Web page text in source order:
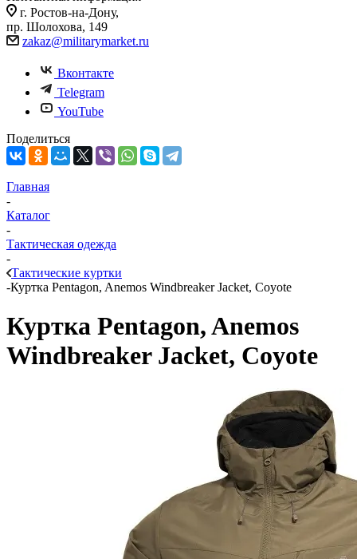
г. Ростов-на-Дону,
пр. Шолохова, 149
zakaz@militarymarket.ru
Вконтакте
Telegram
YouTube
Поделиться
Главная
-
Каталог
-
Тактическая одежда
-
Тактические куртки
-Куртка Pentagon, Anemos Windbreaker Jacket, Coyote
Куртка Pentagon, Anemos
Windbreaker Jacket, Coyote